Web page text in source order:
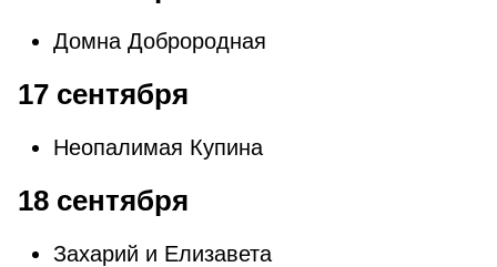
Домна Доброродная
17 сентября
Неопалимая Купина
18 сентября
Захарий и Елизавета